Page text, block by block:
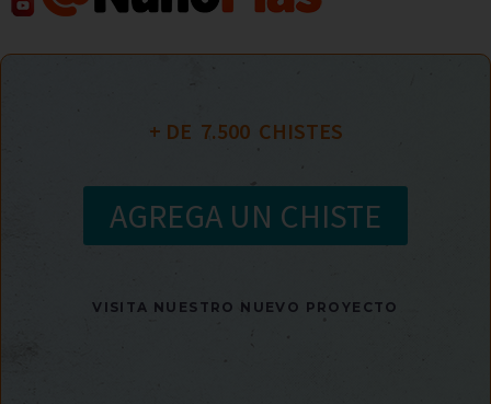
+ DE 7.500
  CHISTES
AGREGA UN CHISTE
VISITA NUESTRO NUEVO PROYECTO